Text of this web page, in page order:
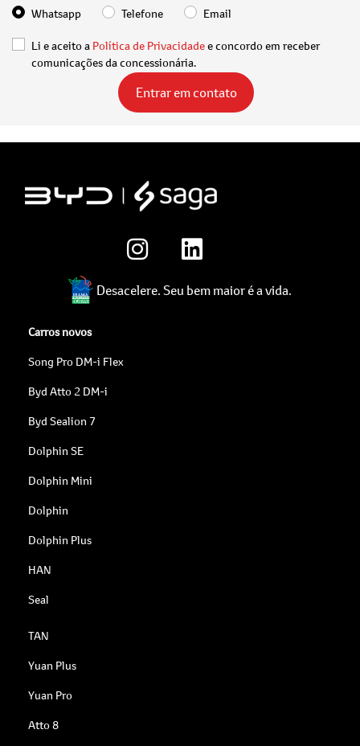
Whatsapp Telefone Email
Li e aceito a Política de Privacidadee concordo em receber
comunicações da concessionária.
Entrar em contato
Desacelere. Seu bem maior é a vida.
Carros novos
Song Pro DM-i Flex
Byd Atto 2 DM-i
Byd Sealion 7
Dolphin SE
Dolphin Mini
Dolphin
Dolphin Plus
HAN
Seal
TAN
Yuan Plus
Yuan Pro
Atto 8